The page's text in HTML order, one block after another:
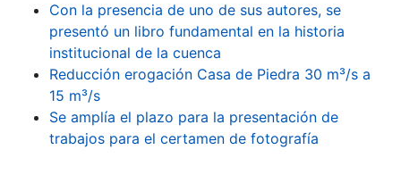
Con la presencia de uno de sus autores, se
presentó un libro fundamental en la historia
institucional de la cuenca
Reducción erogación Casa de Piedra 30 m³/s a
15 m³/s
Se amplía el plazo para la presentación de
trabajos para el certamen de fotografía